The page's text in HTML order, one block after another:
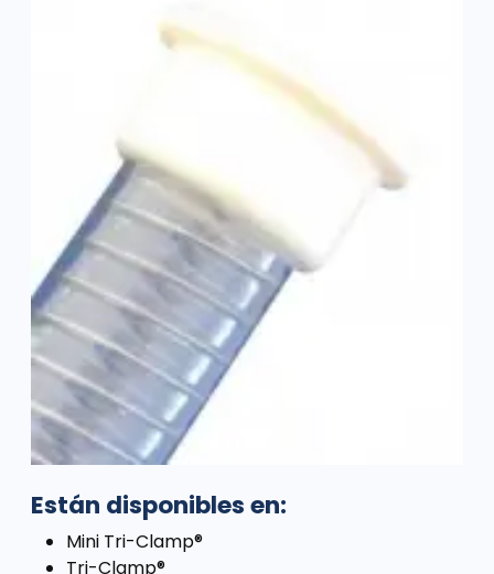
Están disponibles en:
Mini Tri-Clamp®
Tri-Clamp®